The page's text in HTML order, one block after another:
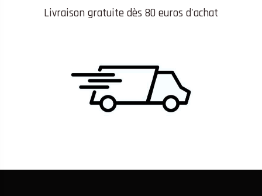
Livraison gratuite dès 80 euros d'achat